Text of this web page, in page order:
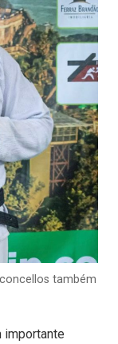
também
importante